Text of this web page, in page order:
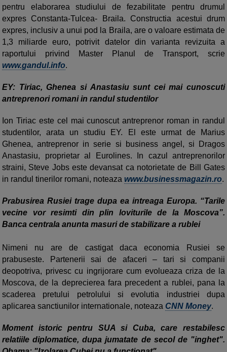
pentru elaborarea studiului de fezabilitate pentru drumul
expres Constanta-Tulcea- Braila. Constructia acestui drum
expres, inclusiv a unui pod la Braila, are o valoare estimata de
1,3 miliarde euro, potrivit datelor din varianta revizuita a
raportului privind Master Planul de Transport, scrie
www.gandul.info.
EY: Tiriac, Ghenea si Anastasiu sunt cei mai cunoscuti
antreprenori romani in randul studentilor
Ion Tiriac este cel mai cunoscut antreprenor roman in randul
studentilor, arata un studiu EY. El este urmat de Marius
Ghenea, antreprenor in serie si business angel, si Dragos
Anastasiu, proprietar al Eurolines. In cazul antreprenorilor
straini, Steve Jobs este devansat ca notorietate de Bill Gates
in randul tinerilor romani, noteaza www.businessmagazin.ro.
Prabusirea Rusiei trage dupa ea intreaga Europa. “Tarile
vecine vor resimti din plin loviturile de la Moscova”.
Banca centrala anunta masuri de stabilizare a rublei
Nimeni nu are de castigat daca economia Rusiei se
prabuseste. Partenerii sai de afaceri – tari si companii
deopotriva, privesc cu ingrijorare cum evolueaza criza de la
Moscova, de la deprecierea fara precedent a rublei, pana la
scaderea pretului petrolului si evolutia industriei dupa
aplicarea sanctiunilor internationale, noteaza CNN Money.
Moment istoric pentru SUA si Cuba, care restabilesc
relatiile diplomatice, dupa jumatate de secol de "inghet".